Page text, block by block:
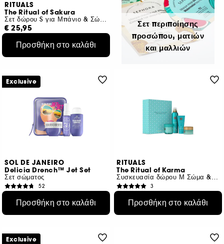
RITUALS
The Ritual of Sakura
Σετ δώρου S για Μπάνιο & Σώμα
€ 25,95
Προσθήκη στο καλάθι
Σετ περιποίησης
προσώπου, ματιών
και μαλλιών
SOL DE JANEIRO
Delicia Drench™ Jet Set
Σετ σώματος
52
€ 18,79 /100ml
Προσθήκη στο καλάθι
Exclusive
RITUALS
The Ritual of Karma
Συσκευασία δώρου Μ Σώμα & Μπάνιο
3
€ 6,82 /100ml
Προσθήκη στο καλάθι
Exclusive